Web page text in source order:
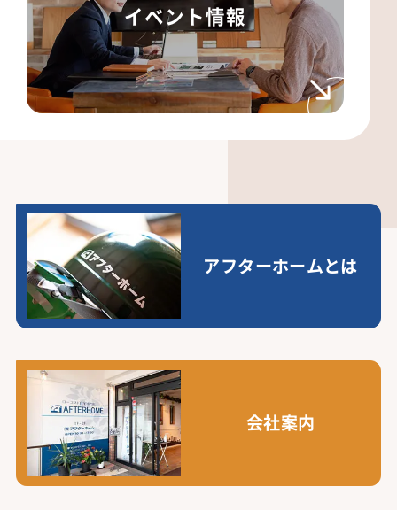
イベント情報
アフターホームとは
会社案内